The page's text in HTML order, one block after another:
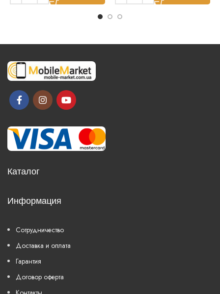
Каталог
Информация
Сотрудничество
Доставка и оплата
Гарантия
Договор оферта